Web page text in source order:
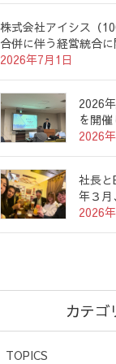
株式会社アイシス（
合併に伴う経営統合
2026年7月1日
2026
を開
2026
社長
年３月
2026
カテゴ
TOPICS